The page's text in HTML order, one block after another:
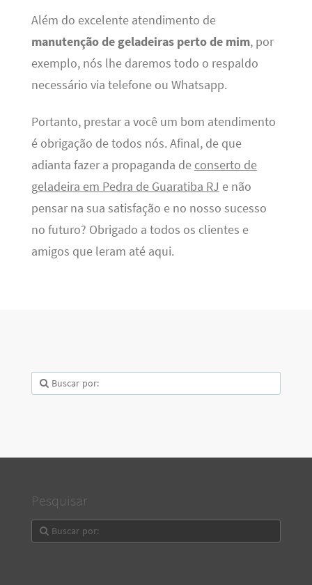
Além do excelente atendimento de
manutenção de geladeiras perto de mim, por
exemplo, nós lhe daremos todo o respaldo
necessário via telefone ou Whatsapp.
Portanto, prestar a você um bom atendimento
é obrigação de todos nós. Afinal, de que
adianta fazer a propaganda de conserto de
geladeira em Pedra de Guaratiba RJ e não
pensar na sua satisfação e no nosso sucesso
no futuro? Obrigado a todos os clientes e
amigos que leram até aqui.
Pesquisar